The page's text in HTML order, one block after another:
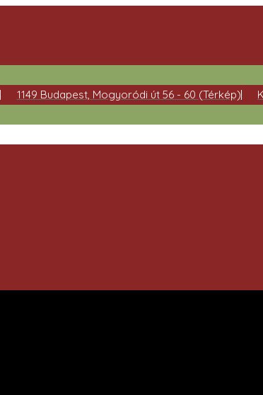
1149 Budapest, Mogyoródi út 56 - 60 (Térkép)